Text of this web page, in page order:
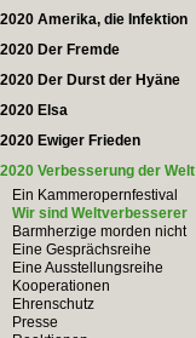
2020 Amerika, die Infektion
2020 Der Fremde
2020 Der Durst der Hyäne
2020 Elsa
2020 Ewiger Frieden
2020 Verbesserung der Welt
Ein Kammeropernfestival
Wir sind Weltverbesserer
Barmherzige morden nicht
Eine Gesprächsreihe
Eine Ausstellungsreihe
Kooperationen
Ehrenschutz
Presse